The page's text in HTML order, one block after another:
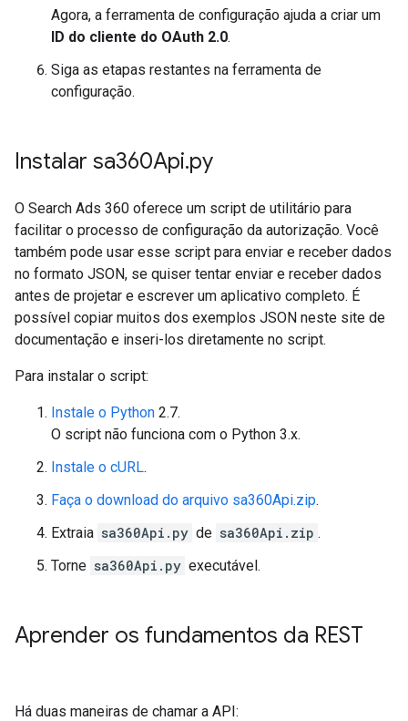
Agora, a ferramenta de configuração ajuda a criar um
ID do cliente do OAuth 2.0.
Siga as etapas restantes na ferramenta de
configuração.
Instalar sa360Api.py
O Search Ads 360 oferece um script de utilitário para
facilitar o processo de configuração da autorização. Você
também pode usar esse script para enviar e receber dados
no formato JSON, se quiser tentar enviar e receber dados
antes de projetar e escrever um aplicativo completo. É
possível copiar muitos dos exemplos JSON neste site de
documentação e inseri-los diretamente no script.
Para instalar o script:
Instale o Python 2.7.
O script não funciona com o Python 3.x.
Instale o cURL.
Faça o download do arquivo sa360Api.zip.
Extraia sa360Api.py de sa360Api.zip .
Torne sa360Api.py executável.
Aprender os fundamentos da REST
Há duas maneiras de chamar a API: